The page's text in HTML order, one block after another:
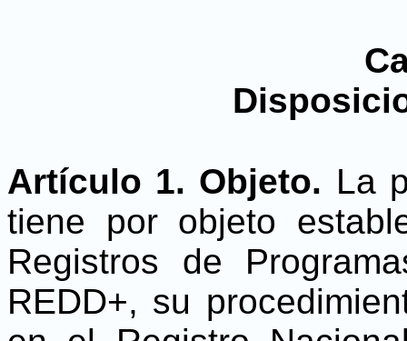
Artículo 1. Objeto. La
tiene por objeto
Registros de
REDD+, su